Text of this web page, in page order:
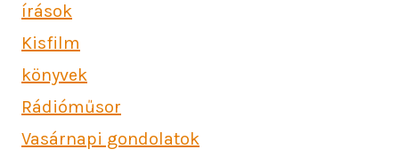
írások
Kisfilm
könyvek
Rádióműsor
Vasárnapi gondolatok